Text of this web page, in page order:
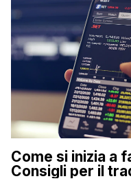
Come si inizia a
Consigli per il